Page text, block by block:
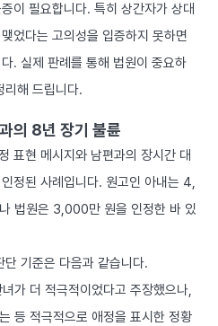
이 필요합니다. 특히 상간자가 상대
었다는 고의성을 입증하지 못하면
. 실제 판례를 통해 법원이 중요하
리해 드립니다.
의 8년 장기 불륜
표현 메시지와 남편과의 장시간 대
정된 사례입니다. 원고인 아내는 4,
법원은 3,000만 원을 인정한 바 있
기준은 다음과 같습니다.
가 더 적극적이었다고 주장했으나,
등 적극적으로 애정을 표시한 정황